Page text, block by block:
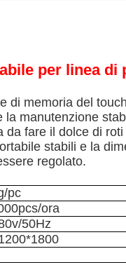
per linea
di memoria del
manutenzione
fare il dolce di
stabili e la
regolato.
pc
ora
50Hz